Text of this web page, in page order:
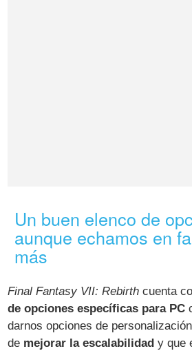
Un buen elenco de
aunque echamos en
más
Final Fantasy VII: Rebirth cuenta
de opciones específicas para PC
darnos opciones de
de mejorar la escalabilidad y que